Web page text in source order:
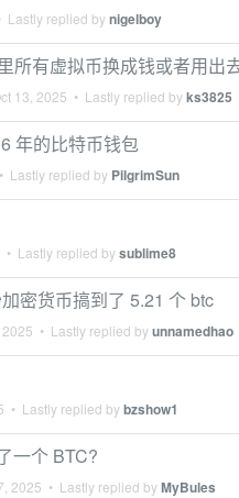
Lastly replied bynigelboy
所有虚拟币换成钱或者用出
13, 2025 • Lastly replied byks3825
年的比特币钱包
• Lastly replied by PilgrimSun
• Lastly replied bysublime8
密货币搞到了 5.21 个 btc
• Lastly replied byunnamedhao
• Lastly replied bybzshow1
一个 BTC?
2025 • Lastly replied byMyBules